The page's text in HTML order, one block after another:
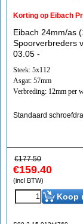
Korting op Eibach
Eibach 24mm/as
Spoorverbreders
03.05 -
Steek: 5x112
Asgat: 57mm
Verbreding: 12mm per
Standaard
€177.50
€159.40
(incl BTW)
Koop